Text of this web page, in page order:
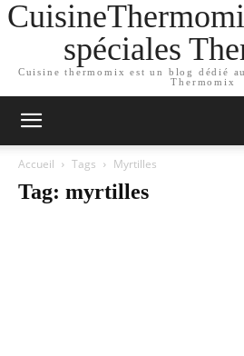
spéciales
Cuisine thermomix est un blog dédié
Thermomix
Accueil Tags Myrtilles
Tag: myrtilles